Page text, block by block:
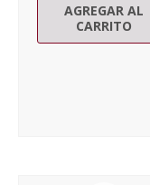
AGREGAR AL
CARRITO